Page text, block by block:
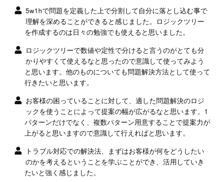
5w1hで問題を定義した上で分割して自分に落とし込む事で
理解を深めることができると感じました。ロジックツリー
を作成するのは日々の勉強でも使えると思いました。
ロジックツリーで数値や定性で分けると言うのがとても分
かりやすくて使えるなと思ったので意識して使ってみよう
と思います。他のものについても問題解決方法として使って
行きたいと思います。
お客様の困っていることに対して、適した問題解決のロジ
ックを使うことによって提案の幅が広がるなと思います。1
パターンだけでなく、複数パターン用意することで提案力が
上がると思いますので意識して行えればと思います。
トラブル対応での解決法、まずはお客様が何をどうしたい
のかを考えるということを学ぶことができ、活用していき
たいと強く感じました。